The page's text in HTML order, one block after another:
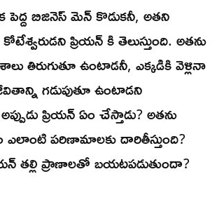
పెద్ద బిజినెస్ మెన్ కొడుకనీ, అతని
ప్రియన్ కి తెలుస్తుంది. అతను
తిరుగుతూ ఉంటాడనీ, ఎక్కడికి వెళ్లినా
గడుపుతూ ఉంటాడని
ప్రియన్ ఏం చేస్తాడు? అతను
ఎలాంటి పరిణామాలకు దారితీస్తుంది?
తల్లి ప్రాణాలతో బయటపడుతుందా?